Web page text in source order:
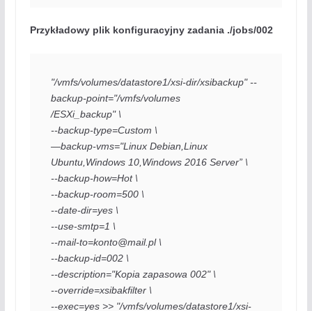
Przykładowy plik konfiguracyjny zadania ./jobs/002
"/vmfs/volumes/datastore1/xsi-dir/xsibackup" --
backup-point="/vmfs/volumes
/ESXi_backup" \
--backup-type=Custom \
—backup-vms="Linux Debian,Linux
Ubuntu,Windows 10,Windows 2016 Server” \
--backup-how=Hot \
--backup-room=500 \
--date-dir=yes \
--mail-to=konto@mail.pl \
--backup-id=002 \
--description="Kopia zapasowa 002" \
--override=xsibakfilter \
--exec=yes >> "/vmfs/volumes/datastore1/xsi-